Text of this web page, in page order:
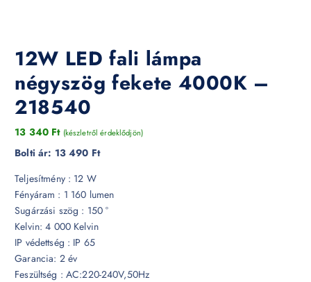
12W LED fali lámpa
négyszög fekete 4000K –
218540
13 340 Ft (készletről érdeklődjön)
Bolti ár: 13 490 Ft
Teljesítmény : 12 W
Fényáram : 1 160 lumen
Sugárzási szög : 150 °
Kelvin: 4 000 Kelvin
IP védettség : IP 65
Garancia: 2 év
Feszültség : AC:220-240V,50Hz